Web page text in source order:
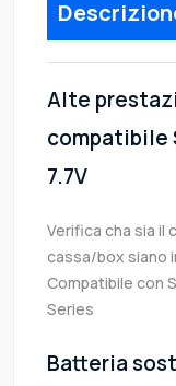
Alte
compatibile
7.7V
Verifica cha sia il
cassa/box siano
Compatibile con
Series
Batteria